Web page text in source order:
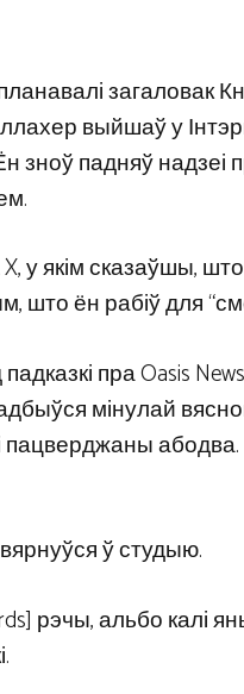
загаловак
выйшаў у
падняў надзеі
у якім сказаўшы,
што ён рабіў для
пра Oasis
мінулай
пацверджаны
ў студыю.
рэчы, альбо калі